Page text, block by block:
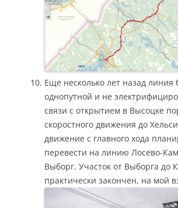
Еще несколько лет назад линия
однопутной и не
связи с открытием в Высоцке
скоростного движения до
движение с главного хода
перевести на линию Лосево-
Выборг. Участок от Выборга до
практически закончен, на мой